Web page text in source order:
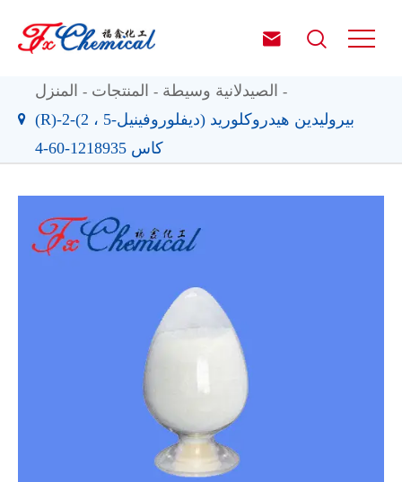
 
المنزل المنتجات
الصيدلانية وسيطة
(R)-2-(2 ، 5-ديفلوروفينيل) بيروليدين هيدروكلوريد
كاس 1218935-60-4